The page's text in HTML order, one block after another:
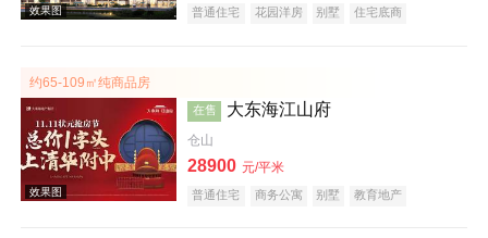
效果图
普通住宅 花园洋房 别墅
住宅底商
约65-109㎡纯商品房
在售 大东海江山府
仓山
28900 元/平米
普通住宅 商务公寓 别墅 教育地产